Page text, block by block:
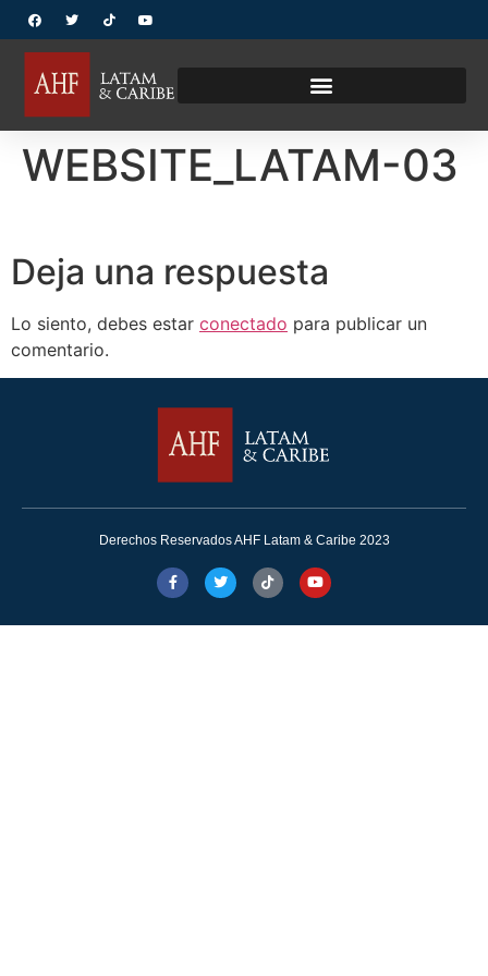
WEBSITE_LATAM-03
Deja una respuesta
Lo siento, debes estar conectado para publicar un
comentario.
Derechos Reservados AHF Latam & Caribe 2023